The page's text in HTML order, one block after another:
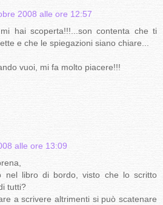
2008 alle ore 12:57
hai scoperta!!!...son contenta che ti
e che le spiegazioni siano chiare...
vuoi, mi fa molto piacere!!!
alle ore 13:09
nel libro di bordo, visto che lo scritto
tutti?
a scrivere altrimenti si può scatenare